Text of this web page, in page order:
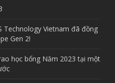
Technology Vietnam đã đồng
Gen 2!
học bổng Năm 2023 tại một